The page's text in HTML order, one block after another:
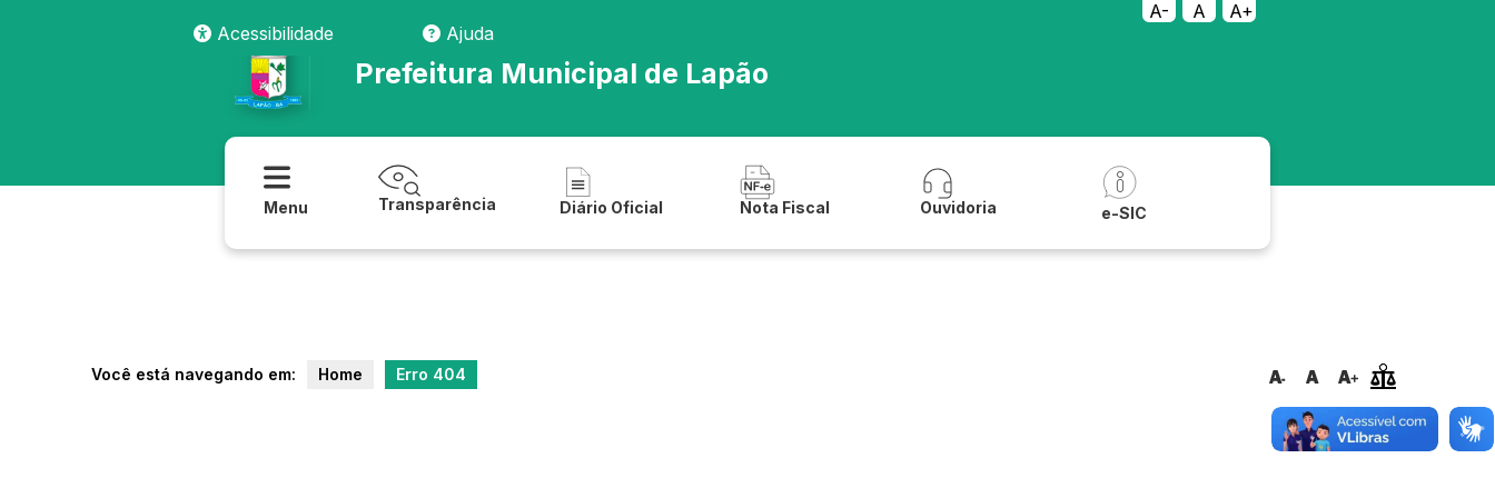
A- A
A+
Acessibilidade
Ajuda
Prefeitura Municipal de Lapão
Menu Transparência Diário Oficial Nota Fiscal Ouvidoria e-SIC
Você está navegando em: Home Erro 404